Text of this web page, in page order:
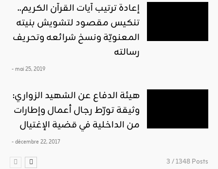
إعادة ترتيب آيات القرآن الكريم..
تنكيس مقصود لتشويش بنيته
المعنويّة ونسخ شرائعه وتحريف
رسالته
- mai 25, 2019
هيئة الدفاع عن الشهيد الزواري:
وثيقة تورّط رجال أعمال وإطارات
من الداخلية في قضية الإغتيال
- décembre 22, 2017
3 / 1348 Posts